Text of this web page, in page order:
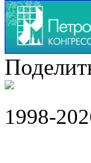
1998-